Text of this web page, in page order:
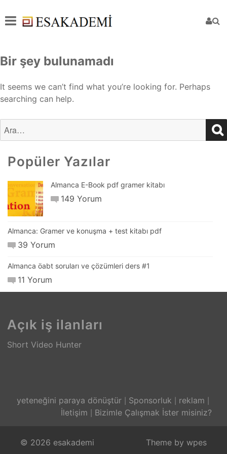
Bir şey bulunamadı
It seems we can’t find what you’re looking for. Perhaps
searching can help.
for:
Popüler Yazılar
Almanca E-Book pdf gramer kitabı
149 Yorum
Almanca: Gramer ve konuşma + test kitabı pdf
39 Yorum
Almanca öabt soruları ve çözümleri ders #1
11 Yorum
Açık iş ilanları
Short Video Hunter
yeteneğini paraya dönüştür Sponsorluk
reklam
İletişim
Bizimle Çalışmak İster misiniz?
© 2026 esakademi Theme by wpes